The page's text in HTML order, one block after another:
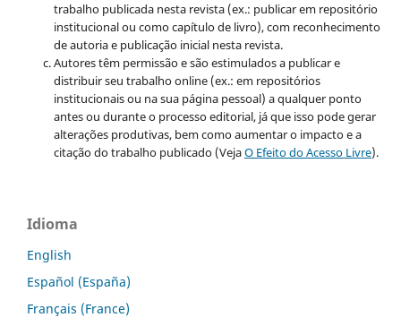
trabalho publicada nesta revista (ex.: publicar em repositório
institucional ou como capítulo de livro), com reconhecimento
de autoria e publicação inicial nesta revista.
Autores têm permissão e são estimulados a publicar e
distribuir seu trabalho online (ex.: em repositórios
institucionais ou na sua página pessoal) a qualquer ponto
antes ou durante o processo editorial, já que isso pode gerar
alterações produtivas, bem como aumentar o impacto e a
citação do trabalho publicado (VejaO Efeito do Acesso Livre).
Idioma
English
Español (España)
Français (France)